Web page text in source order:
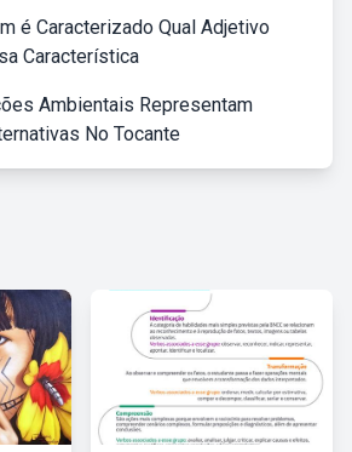
é Caracterizado Qual Adjetivo
Característica
Ambientais Representam
No Tocante